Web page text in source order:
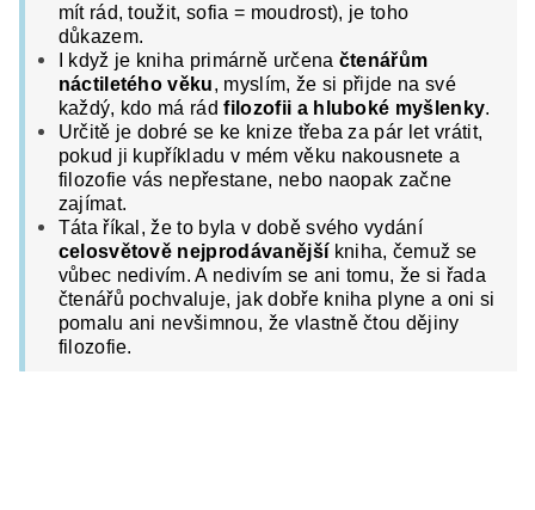
mít rád, toužit, sofia = moudrost), je toho
důkazem.
I když je kniha primárně určena čtenářům
náctiletého věku, myslím, že si přijde na své
každý, kdo má rádfilozofii a hluboké myšlenky.
Určitě je dobré se ke knize třeba za pár let vrátit,
pokud ji kupříkladu v mém věku nakousnete a
filozofie vás nepřestane, nebo naopak začne
zajímat.
Táta říkal, že to byla v době svého vydání
celosvětově nejprodávanější kniha, čemuž se
vůbec nedivím. A nedivím se ani tomu, že si řada
čtenářů pochvaluje, jak dobře kniha plyne a oni si
pomalu ani nevšimnou, že vlastně čtou dějiny
filozofie.